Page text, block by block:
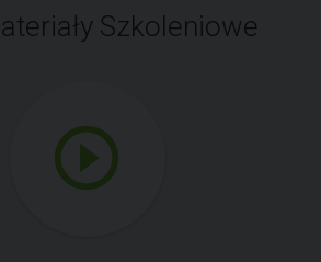
Szkoleniowe